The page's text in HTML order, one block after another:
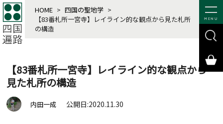
MENU
HOME > 四国の聖地学 >
【83番札所一宮寺】レイライン的な観点から見た札所
の構造
【83番札所一宮寺】レイライン的な観点から
見た札所の構造
内田一成 公開日:2020.11.30